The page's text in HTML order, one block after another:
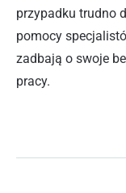
przypadku trudno
pomocy
zadbają o swoje
pracy.